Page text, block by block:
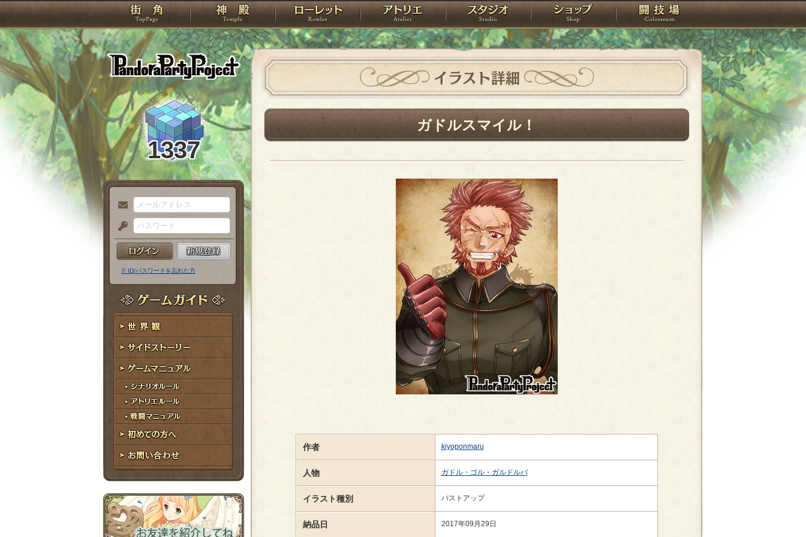
PandoraPartyProject
TOP 神殿 ローレット アトリエ スタジオ ショップ 闘技場
1337
メ
ー
ル
ア
ド
レ
ス
パ
ス
ー
ド
※ ID/パスワードを忘れた方
ゲームガイド
世界観
サイドストーリー
ゲームマニュアル
シナリオルール
アトリエルール
戦闘マニュアル
初めての方へ
お問い合わせ
イラスト詳細
ガドルスマイル！
作者 kiyoponmaru
人物 ガドル・ゴル・ガルドルバ
イラスト種別 バストアップ
納品日 2017年09月29日